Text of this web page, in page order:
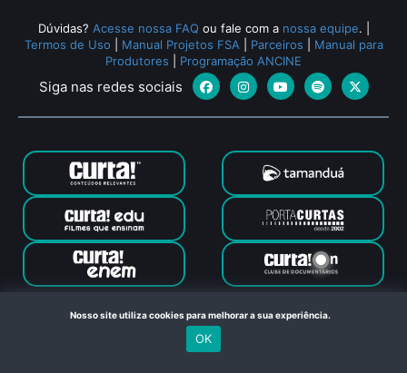
Dúvidas? Acesse nossa FAQ ou fale com a nossa equipe.
Termos de Uso
Manual Projetos FSA Parceiros
Manual para
Produtores
Programação ANCINE
Siga nas redes sociais
Canal Curta © 2024. Todos os direitos reservados. Feito com
no Rio de Janeiro
Nosso site utiliza cookies para melhorar a sua experiência.
OK